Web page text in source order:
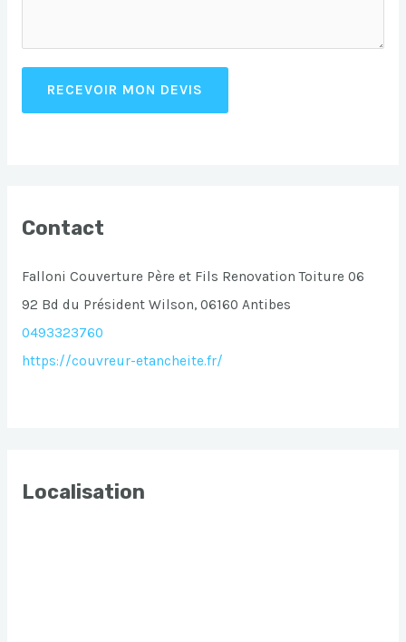
RECEVOIR MON DEVIS
Contact
Falloni Couverture Père et Fils Renovation Toiture 06
92 Bd du Président Wilson, 06160 Antibes
0493323760
https://couvreur-etancheite.fr/
Localisation